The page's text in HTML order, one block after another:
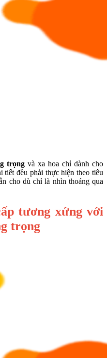
trọng và xa hoa chỉ dành cho
đều phải thực hiện theo tiêu
cho dù chỉ là nhìn thoáng qua
tương xứng với
trọng